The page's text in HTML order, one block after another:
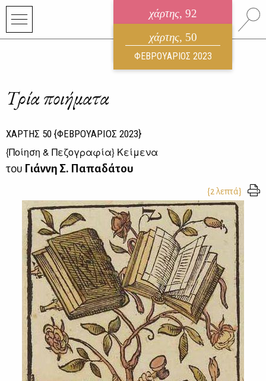
χάρτης, 92
ηλεκτρονικό περιοδικό
ΑΥΓΟΥΣΤΟΣ 2026
χάρτης, 50
ΦΕΒΡΟΥΑΡΙΟΣ 2023
Τρία ποιήματα
ΧΑΡΤΗΣ 50 {ΦΕΒΡΟΥΑΡΙΟΣ 2023}
{Ποίηση & Πεζογραφία} Κείμενα
του Γιάννη Σ. Παπαδάτου
{2 λεπτά}